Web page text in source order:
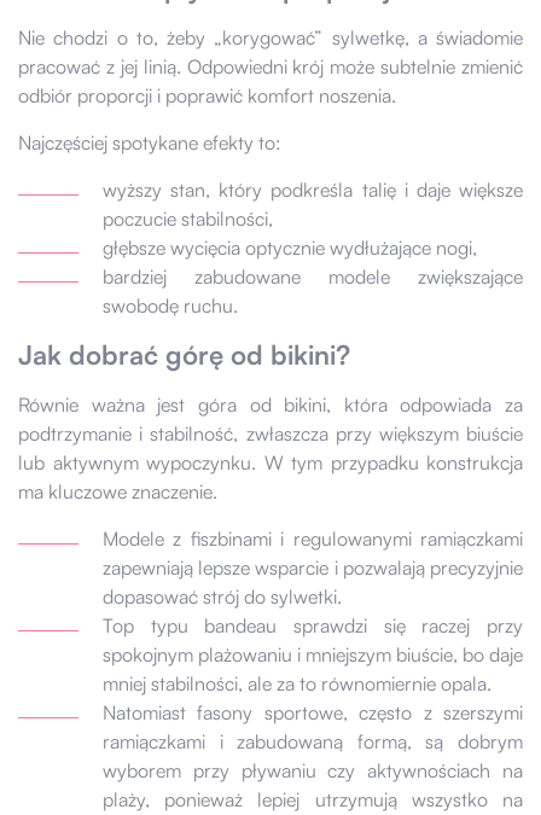
Nie chodzi o to, żeby „korygować” sylwetkę, a świadomie
pracować z jej linią. Odpowiedni krój może subtelnie zmienić
odbiór proporcji i poprawić komfort noszenia.
Najczęściej spotykane efekty to:
wyższy stan, który podkreśla talię i daje większe
poczucie stabilności,
głębsze wycięcia optycznie wydłużające nogi,
bardziej zabudowane modele zwiększające
swobodę ruchu.
Jak dobrać górę od bikini?
Równie ważna jest góra od bikini, która odpowiada za
podtrzymanie i stabilność, zwłaszcza przy większym biuście
lub aktywnym wypoczynku. W tym przypadku konstrukcja
ma kluczowe znaczenie.
Modele z fiszbinami i regulowanymi ramiączkami
zapewniają lepsze wsparcie i pozwalają precyzyjnie
dopasować strój do sylwetki.
Top typu bandeau sprawdzi się raczej przy
spokojnym plażowaniu i mniejszym biuście, bo daje
mniej stabilności, ale za to równomiernie opala.
Natomiast fasony sportowe, często z szerszymi
ramiączkami i zabudowaną formą, są dobrym
wyborem przy pływaniu czy aktywnościach na
plaży, ponieważ lepiej utrzymują wszystko na